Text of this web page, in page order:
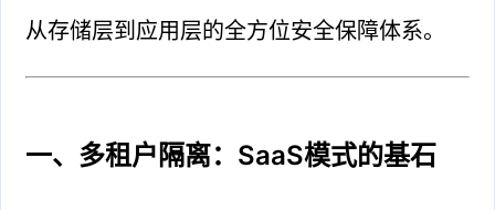
从存储层到应用层的全方位安全保障体系。
一、多租户隔离：SaaS模式的基石